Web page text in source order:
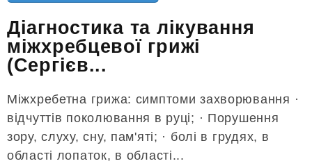
Діагностика та лікування
міжхребцевої грижі
(Сергієв...
Міжхребетна грижа: симптоми захворювання ·
відчуттів поколювання в руці; · Порушення
зору, слуху, сну, пам'яті; · болі в грудях, в
області лопаток, в області...